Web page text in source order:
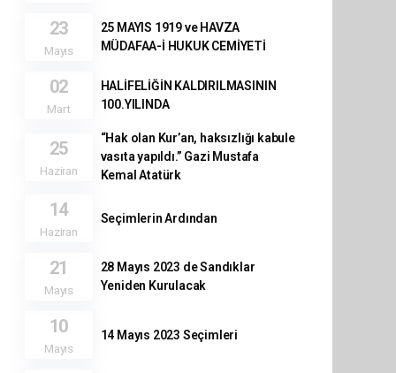
23
Mayıs
25 MAYIS 1919 ve HAVZA
MÜDAFAA-İ HUKUK CEMİYETİ
02
Mart
HALİFELİĞİN KALDIRILMASININ
100.YILINDA
25
Haziran
“Hak olan Kur’an, haksızlığı kabule
vasıta yapıldı.” Gazi Mustafa
Kemal Atatürk
14
Haziran
Seçimlerin Ardından
21
Mayıs
28 Mayıs 2023 de Sandıklar
Yeniden Kurulacak
10
Mayıs
14 Mayıs 2023 Seçimleri